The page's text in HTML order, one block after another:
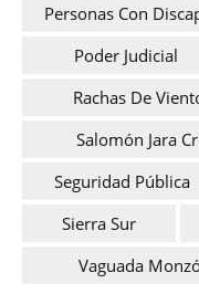
Personas Con
Poder Judicial
Rachas De
Salomón Jara
Seguridad Pública
Sierra Sur
Vaguada